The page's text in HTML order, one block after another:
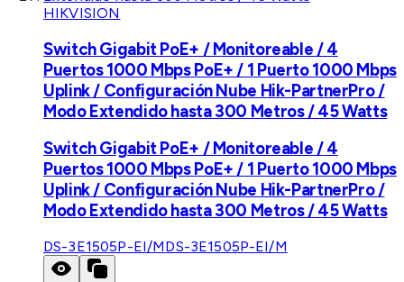
HIKVISION
Switch Gigabit PoE+ / Monitoreable / 4
Puertos 1000 Mbps PoE+ / 1 Puerto 1000 Mbps
Uplink / Configuración Nube Hik-PartnerPro /
Modo Extendido hasta 300 Metros / 45 Watts
Switch Gigabit PoE+ / Monitoreable / 4
Puertos 1000 Mbps PoE+ / 1 Puerto 1000 Mbps
Uplink / Configuración Nube Hik-PartnerPro /
Modo Extendido hasta 300 Metros / 45 Watts
DS-3E1505P-EI/MDS-3E1505P-EI/M